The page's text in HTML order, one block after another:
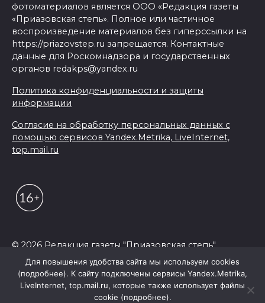
фотоматериалов является ООО «Редакция газеты
«Приазовская степь». Полное или частичное
воспроизведение материалов без гиперссылки на
https://priazovstep.ru запрещается. Контактные
данные для Роскомнадзора и государственных
органов redakps@yandex.ru
Политика конфиденциальности и защиты
информации
Согласие на обработку персональных данных с
помощью сервисов Yandex.Metrika, LiveInternet,
top.mail.ru
© 2026 Редакция газеты "Приазовская степь"
Для повышения удобства сайта мы используем cookies
(подробнее). К сайту подключены сервисы Yandex.Metrika,
LiveInternet, top.mail.ru, которые также использует файлы
cookie (подробнее).